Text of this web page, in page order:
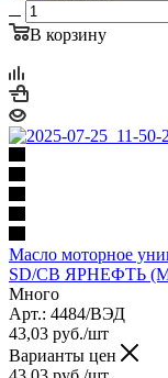
В корзину
Масло моторное
SD/CB ЯРНЕФТЬ
Много
Арт.: 4484/ВЭД
43,03 руб./шт
Варианты цен